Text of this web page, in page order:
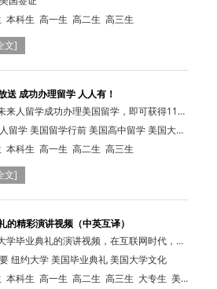
本科生 高一生 高二生 高三生
文]
送 成功办理留学 人人有！
来人留学成功办理美国留学，即可获得11款
留学 美国留学行前 美国高中留学 美国大学
本科生 高一生 高二生 高三生
文]
精彩演讲视频（中英互译）
学毕业典礼的演讲视频，在互联网时代，每
纽约大学 美国毕业典礼 美国大学文化
本科生 高一生 高二生 高三生 大专生 美